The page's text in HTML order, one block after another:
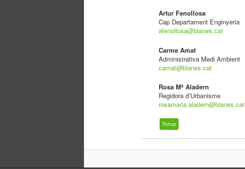
Artur Fenollosa
Cap Departament Enginyeria
afenollosa@blanes.cat
Carme Amat
Administrativa Medi Ambient
camat@blanes.cat
Rosa Mª Aladern
Regidora d’Urbanisme
rosamaria.aladern@blanes.cat
Tornar